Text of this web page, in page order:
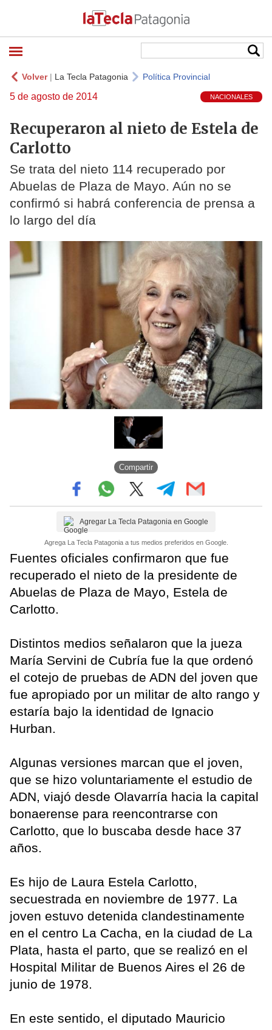
Volver| La Tecla Patagonia Política Provincial
5 de agosto de 2014 NACIONALES
Recuperaron al nieto de Estela de
Carlotto
Se trata del nieto 114 recuperado por
Abuelas de Plaza de Mayo. Aún no se
confirmó si habrá conferencia de prensa a
lo largo del día
Compartir
Agregar La Tecla Patagonia en Google
Agrega La Tecla Patagonia a tus medios preferidos en Google.
Fuentes oficiales confirmaron que fue
recuperado el nieto de la presidente de
Abuelas de Plaza de Mayo, Estela de
Carlotto.
Distintos medios señalaron que la jueza
María Servini de Cubría fue la que ordenó
el cotejo de pruebas de ADN del joven que
fue apropiado por un militar de alto rango y
estaría bajo la identidad de Ignacio
Hurban.
Algunas versiones marcan que el joven,
que se hizo voluntariamente el estudio de
ADN, viajó desde Olavarría hacia la capital
bonaerense para reencontrarse con
Carlotto, que lo buscaba desde hace 37
años.
Es hijo de Laura Estela Carlotto,
secuestrada en noviembre de 1977. La
joven estuvo detenida clandestinamente
en el centro La Cacha, en la ciudad de La
Plata, hasta el parto, que se realizó en el
Hospital Militar de Buenos Aires el 26 de
junio de 1978.
En este sentido, el diputado Mauricio